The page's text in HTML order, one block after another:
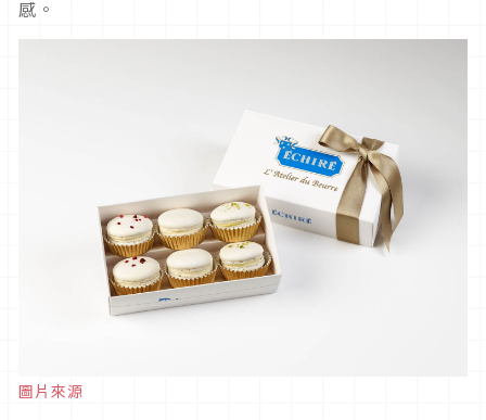
感。
圖片來源